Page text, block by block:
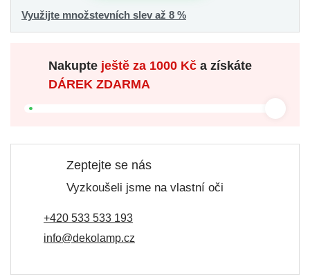
Využijte množstevních slev až 8 %
Nakupte ještě za1000 Kča získáte
DÁREK ZDARMA
Zeptejte se nás
Vyzkoušeli jsme na vlastní oči
+420 533 533 193
info@dekolamp.cz